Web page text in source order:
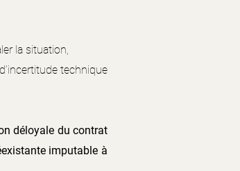
la situation,
technique
déloyale du contrat
imputable à